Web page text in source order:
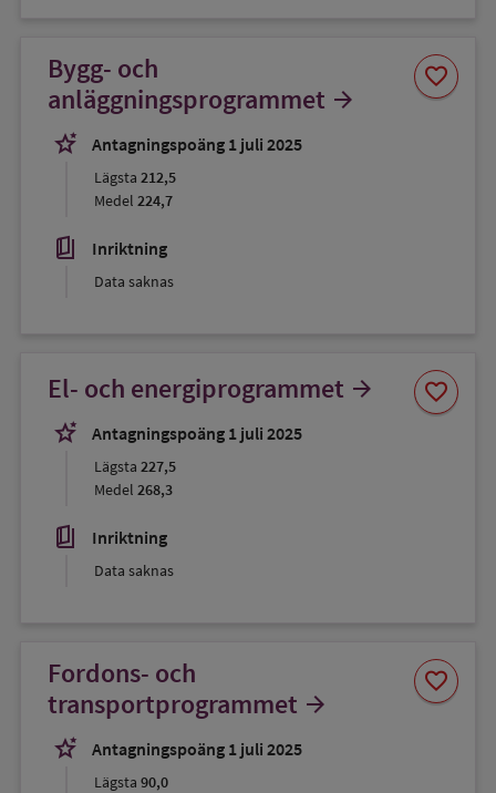
Bygg- och
anläggningsprogrammet arrow_forward
stars_2
Antagningspoäng 1 juli 2025
Lägsta 212,5
Medel 224,7
book_5 Inriktning
Data saknas
favorite
Spara
som
El- och energiprogrammet arrow_forward
stars_2
Antagningspoäng 1 juli 2025
Lägsta 227,5
Medel 268,3
book_5 Inriktning
Data saknas
favorite
Spara
som
Fordons- och
transportprogrammet arrow_forward
stars_2
Antagningspoäng 1 juli 2025
Lägsta 90,0
favorite
Spara
som